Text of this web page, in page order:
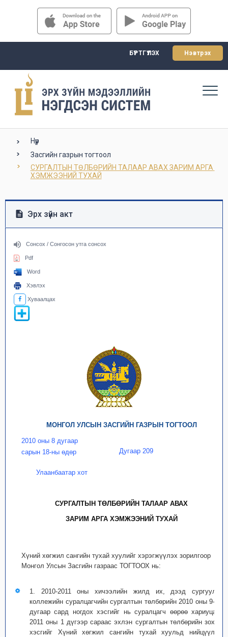
БҮРТГҮҮЛЭХ Нэвтрэх
Нүүр
Засгийн газрын тогтоол
СУРГАЛТЫН ТӨЛБӨРИЙН ТАЛААР АВАХ ЗАРИМ АРГА
ХЭМЖЭЭНИЙ ТУХАЙ
Эрх зүйн акт
Сонсох / Сонгосон утга сонсох
Pdf
Word
Хэвлэх
Хуваалцах
МОНГОЛ УЛСЫН ЗАСГИЙН ГАЗРЫН ТОГТООЛ
2010 оны 8 дугаар
сарын 18-ны өдөр
Дугаар 209
Улаанбаатар хот
СУРГАЛТЫН ТӨЛБӨРИЙН ТАЛААР АВАХ
ЗАРИМ АРГА ХЭМЖЭЭНИЙ ТУХАЙ
Хүний хөгжил сангийн тухай хуулийг хэрэгжүүлэх зорилгоор
Монгол Улсын Засгийн газраас ТОГТООХ нь:
1. 2010-2011 оны хичээлийн жилд их, дээд сургууль,
коллежийн суралцагчийн сургалтын төлбөрийн 2010 оны 9-12
дугаар сард ногдох хэсгийг нь суралцагч өөрөө хариуцах,
2011 оны 1 дүгээр сараас эхлэн сургалтын төлбөрийн зохих
хэсгийг Хүний хөгжил сангийн тухай хуульд нийцүүлэн